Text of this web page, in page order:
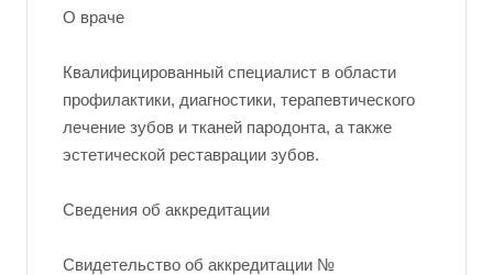
О враче
Квалифицированный специалист в области
профилактики, диагностики, терапевтического
лечение зубов и тканей пародонта, а также
эстетической реставрации зубов.
Сведения об аккредитации
Свидетельство об аккредитации №